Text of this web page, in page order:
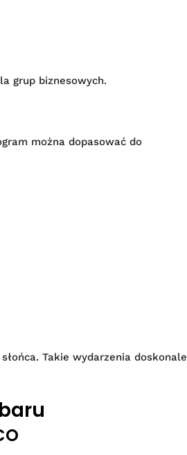
grup biznesowych.
można dopasować do
Takie wydarzenia doskonale